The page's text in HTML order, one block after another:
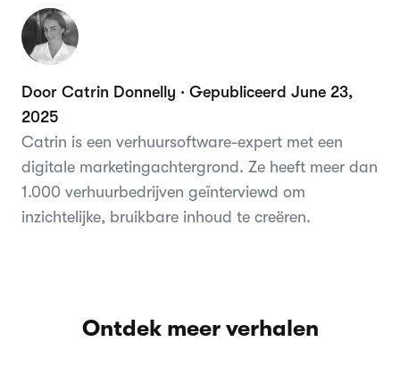
Door Catrin Donnelly · Gepubliceerd June 23,
2025
Catrin is een verhuursoftware-expert met een
digitale marketingachtergrond. Ze heeft meer dan
1.000 verhuurbedrijven geïnterviewd om
inzichtelijke, bruikbare inhoud te creëren.
Ontdek meer verhalen